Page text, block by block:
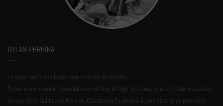
DYLAN PEREIRA
Le sport automobile est une histoire de famille.
Dylan a commencé à conduire un karting à l’âge de 4 ans, à la suite de la passion
de son père, Guillaume Pereira. Ce chemin l'a amené à participer à sa première